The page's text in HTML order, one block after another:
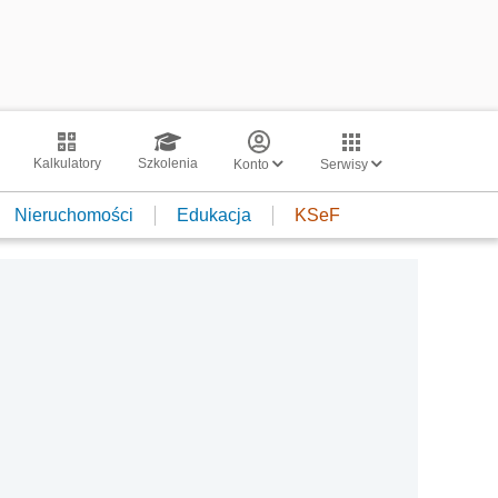
Kalkulatory Szkolenia Konto Serwisy
Nieruchomości Edukacja KSeF